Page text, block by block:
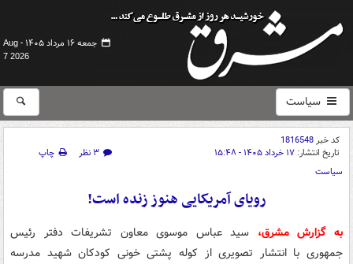
جمعه ۱۶ مرداد ۱۴۰۵ -
Aug
7 2026
سیاست
کد خبر1816548
تاریخ انتشار: ۱۷ خرداد ۱۴۰۵ - ۱۵:۴۸ ۳ نظر
چاپ
سیاست
رویای آمریکایی هنوز زنده است!
به گزارش مشرق، سید عباس موسوی معاون تشریفات دفتر رئیس
جمهوری با انتشار تصویری از کوله پشتی خونی کودکان شهید مدرسه